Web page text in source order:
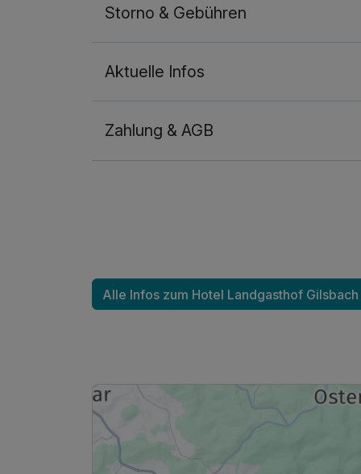
Storno & Gebühren
Aktuelle Infos
Zahlung & AGB
Alle Infos zum Hotel Landgasthof Gilsbach